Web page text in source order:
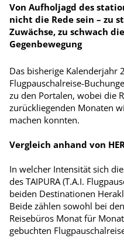
Von Aufholjagd des
nicht die Rede sein – zu
Zuwächse, zu schwach
Gegenbewegung
Das bisherige Kalenderjahr
Flugpauschal­reise-
zu den Portalen, wobei die
zurückliegenden Monaten
machen konnten.
Vergleich anhand von
In welcher Intensität sich
des TAIPURA (T.A.I.
beiden Destinationen
Beide zählen sowohl bei
Reisebüros Monat für
gebuchten